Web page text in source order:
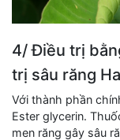
4/ Điều trị
trị sâu răng
Với thành phần
Ester glycerin.
men răng gây sâu